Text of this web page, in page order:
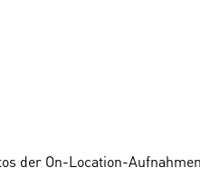
der On-Location-